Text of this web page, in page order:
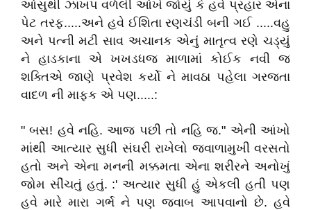
આંસુથી ઝાંખપ વળેલી આંખે જોયું કે હવે પ્રહાર એના
પેટ તરફ.....અને હવે ઈશિતા રણચંડી બની ગઈ .....વહુ
અને પત્ની મટી સાવ અચાનક એનું માતૃત્વ રણે ચડ્યું
ને હાડકાના એ ખખડધજ માળામાં કોઈક નવી જ
શક્તિએ જાણે પ્રવેશ કર્યો ને માવઠા પહેલા ગરજતા
વાદળ ની માફક એ પણ.....:
" બસ! હવે નહિ. આજ પછી તો નહિ જ." એની આંખો
માંથી આત્યાર સુધી સંઘરી રાખેલો જ્વાળામુખી વરસતો
હતો અને એના મનની મક્કમતા એના શરીરને અનોખું
જોમ સીંચતું હતું. :' અત્યાર સુધી હું એકલી હતી પણ
હવે મારે મારા ગર્ભ ને પણ જવાબ આપવાનો છે. હવે